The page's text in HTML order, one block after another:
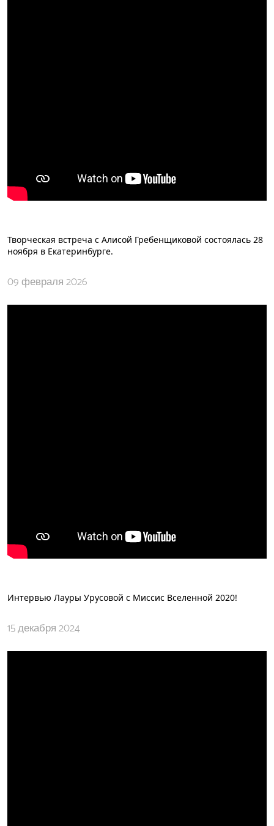
Творческая встреча с Алисой Гребенщиковой состоялась 28
ноября в Екатеринбурге.
09 февраля 2026
Интервью Лауры Урусовой с Миссис Вселенной 2020!
15 декабря 2024